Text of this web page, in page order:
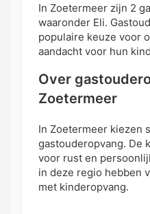
In Zoetermeer zijn 2
waaronder Eli.
populaire keuze voor
aandacht voor hun
Over
Zoetermeer
In Zoetermeer kiezen
gastouderopvang. De
voor rust en
in deze regio hebben
met kinderopvang.